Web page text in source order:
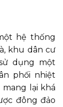
hệ thống
khu dân cư
dụng một
phối nhiệt
lại khá
đông đảo